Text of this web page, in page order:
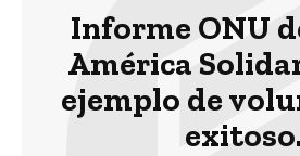
Informe ONU
América
ejemplo de
exitoso.